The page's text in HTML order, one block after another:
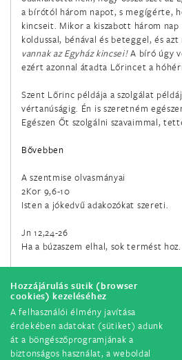
Hozzájárulás sütik (browser
cookies) kezeléséhez
A felhasználói élmény javítása
érdekében adatokat (sütiket) adunk
át a böngészőprogramjának a
biztonságos használat, a weboldal
február 22.
Szent Péter apostol székfoglalása
Szent Polikárp püspök és vértanú
február 24.
Szent Mátyás apostol
február 27.
Nareki Szent Gergely apát és
március 4.
Boldog Meszlényi Zoltán püspök és
március 4.
Szent Kázmér
március 7.
Szent Perpétua és Szent Felicitász,
a bírótól három napot, s megígérte,
kincseit. Mikor a kiszabott három
koldussal, bénával és beteggel, és
vannak az Egyház kincsei!A bíró úgy
ezért azonnal átadta Lőrincet a
Szent Lőrinc példája a szolgálat
vértanúságig. Én is szeretném
Egészen Őt szolgálni szavaimmal,
Bővebben
A szentmise olvasmányai
2Kor 9,6-10
Isten a jókedvű adakozókat szereti.
Jn 12,24-26
Ha a búzaszem elhal, sok termést hoz.